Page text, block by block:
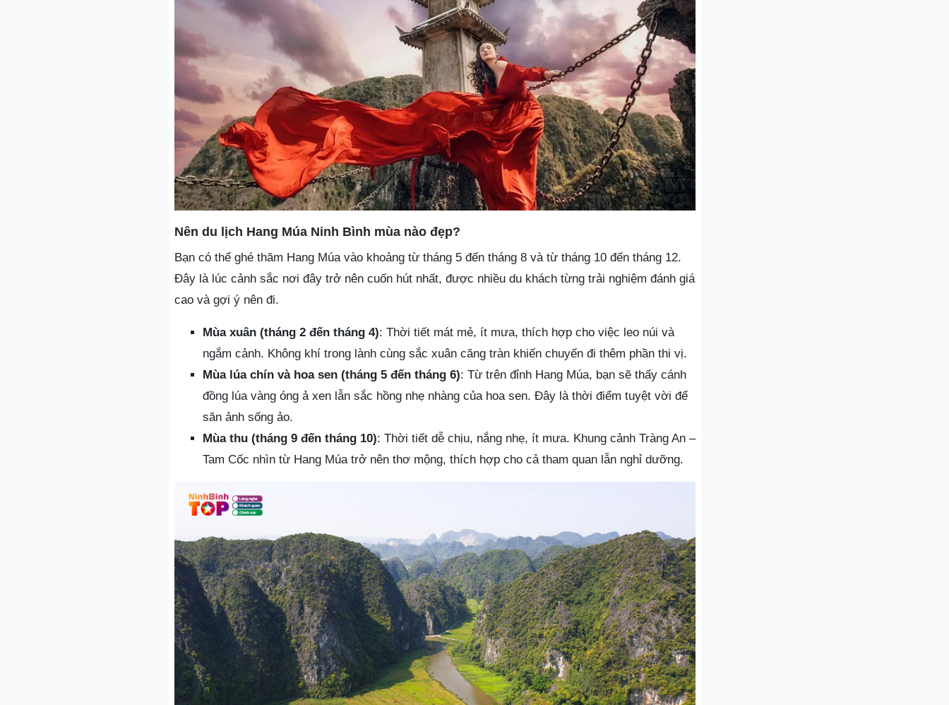
Nên du lịch Hang Múa Ninh Bình mùa nào đẹp?
Bạn có thể ghé thăm Hang Múa vào khoảng từ tháng 5 đến tháng 8 và từ tháng 10 đến tháng 12.
Đây là lúc cảnh sắc nơi đây trở nên cuốn hút nhất, được nhiều du khách từng trải nghiệm đánh giá
cao và gợi ý nên đi.
Mùa xuân (tháng 2 đến tháng 4): Thời tiết mát mẻ, ít mưa, thích hợp cho việc leo núi và
ngắm cảnh. Không khí trong lành cùng sắc xuân căng tràn khiến chuyến đi thêm phần thi vị.
Mùa lúa chín và hoa sen (tháng 5 đến tháng 6): Từ trên đỉnh Hang Múa, bạn sẽ thấy cánh
đồng lúa vàng óng ả xen lẫn sắc hồng nhẹ nhàng của hoa sen. Đây là thời điểm tuyệt vời để
săn ảnh sống ảo.
Mùa thu (tháng 9 đến tháng 10): Thời tiết dễ chịu, nắng nhẹ, ít mưa. Khung cảnh Tràng An –
Tam Cốc nhìn từ Hang Múa trở nên thơ mộng, thích hợp cho cả tham quan lẫn nghỉ dưỡng.